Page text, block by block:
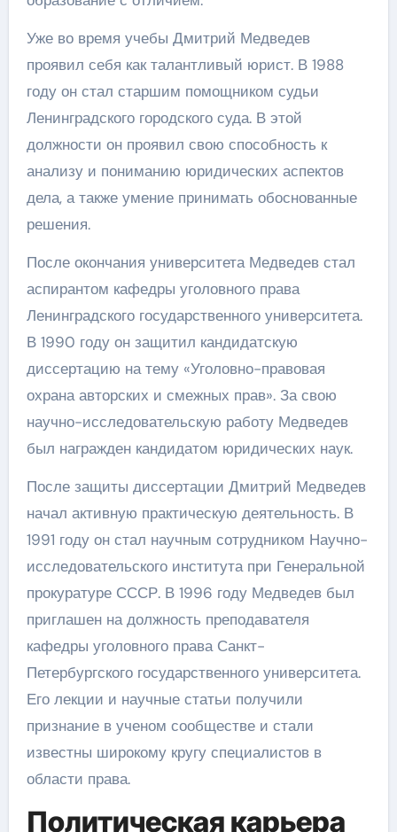
Уже во время учебы Дмитрий Медведев
проявил себя как талантливый юрист. В 1988
году он стал старшим помощником судьи
Ленинградского городского суда. В этой
должности он проявил свою способность к
анализу и пониманию юридических аспектов
дела, а также умение принимать обоснованные
решения.
После окончания университета Медведев стал
аспирантом кафедры уголовного права
Ленинградского государственного университета.
В 1990 году он защитил кандидатскую
диссертацию на тему «Уголовно-правовая
охрана авторских и смежных прав». За свою
научно-исследовательскую работу Медведев
был награжден кандидатом юридических наук.
После защиты диссертации Дмитрий Медведев
начал активную практическую деятельность. В
1991 году он стал научным сотрудником Научно-
исследовательского института при Генеральной
прокуратуре СССР. В 1996 году Медведев был
приглашен на должность преподавателя
кафедры уголовного права Санкт-
Петербургского государственного университета.
Его лекции и научные статьи получили
признание в ученом сообществе и стали
известны широкому кругу специалистов в
области права.
Политическая карьера